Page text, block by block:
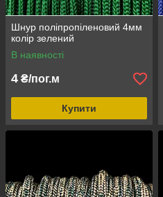
Шнур поліпропіленовий 4мм
колір зелений
В наявності
4 ₴/пог.м
Купити